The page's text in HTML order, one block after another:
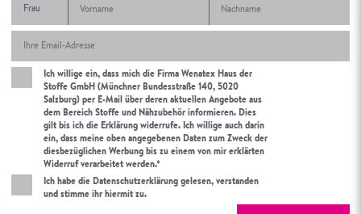
Ich willige ein, dass mich die Firma Wenatex Haus der
Stoffe GmbH (Münchner Bundesstraße 140, 5020
Salzburg) per E-Mail über deren aktuellen Angebote aus
dem Bereich Stoffe und Nähzubehör informieren. Dies
gilt bis ich die Erklärung widerrufe. Ich willige auch darin
ein, dass meine oben angegebenen Daten zum Zweck der
diesbezüglichen Werbung bis zu einem von mir erklärten
Widerruf verarbeitet werden.*
Ich habe die Datenschutzerklärung gelesen, verstanden
und stimme ihr hiermit zu.